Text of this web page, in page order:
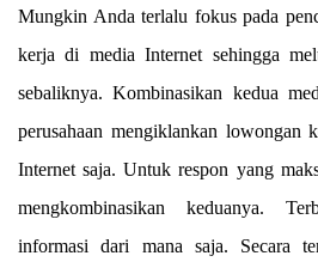
Mungkin Anda terlalu fokus pada
kerja di media Internet sehingga
sebaliknya. Kombinasikan kedua
perusahaan mengiklankan lowongan
Internet saja. Untuk respon yang
mengkombinasikan keduanya.
informasi dari mana saja. Secara